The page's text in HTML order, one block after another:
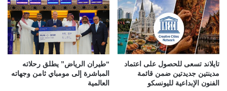
تايلاند تسعى للحصول على اعتماد
مدينتين جديدتين ضمن قائمة
الفنون الإبداعية لليونسكو
“طيران الرياض” يطلق رحلاته
المباشرة إلى مومباي ثامن وجهاته
العالمية